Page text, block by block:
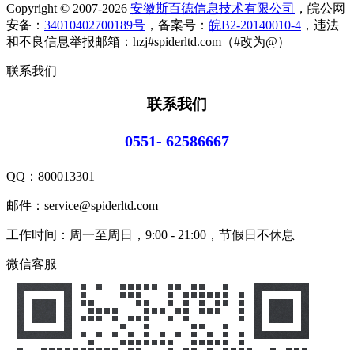
Copyright © 2007-2026 安徽斯百德信息技术有限公司
，皖公网
安备： 34010402700189号 ，备案号： 皖B2-20140010-4 ，违法
和不良信息举报邮箱：hzj#spiderltd.com（#改为@）
联系我们
联系我们
0551- 62586667
QQ： 800013301
邮件：service@spiderltd.com
工作时间：周一至周日，9:00 - 21:00，节假日不休息
微信客服